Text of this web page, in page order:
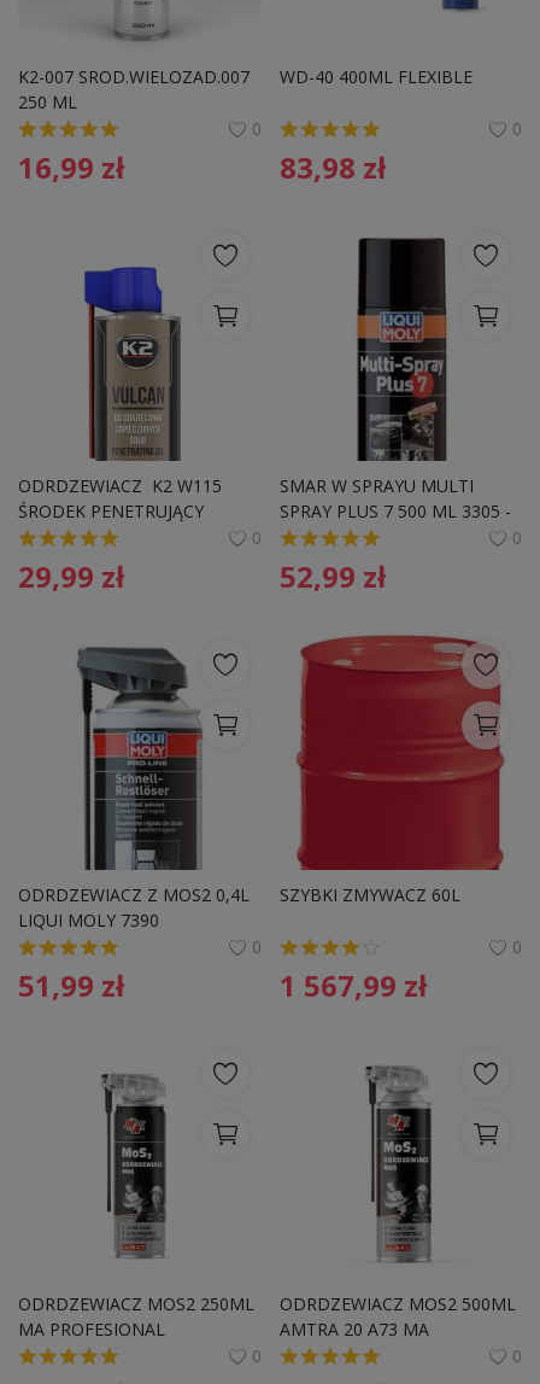
K2-007 SROD.WIELOZAD.007
250 ML
0
16,99 zł
WD-40 400ML FLEXIBLE
0
83,98 zł
ODRDZEWIACZ  K2 W115
ŚRODEK PENETRUJĄCY
VULCAN SPRAY 500ML
0
29,99 zł
SMAR W SPRAYU MULTI
SPRAY PLUS 7 500 ML 3305 -
LIQUI MOLY
0
52,99 zł
ODRDZEWIACZ Z MOS2 0,4L
LIQUI MOLY 7390
0
51,99 zł
SZYBKI ZMYWACZ 60L
0
1 567,99 zł
ODRDZEWIACZ MOS2 250ML
MA PROFESIONAL
0
ODRDZEWIACZ MOS2 500ML
AMTRA 20 A73 MA
PROFESIONAL
0